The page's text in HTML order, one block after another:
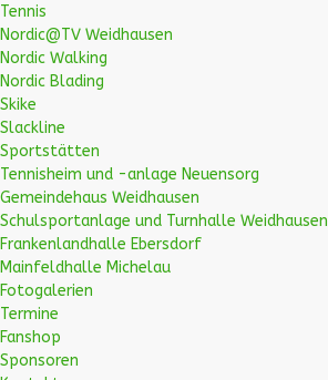
Tennis
Nordic@TV Weidhausen
Nordic Walking
Nordic Blading
Skike
Slackline
Sportstätten
Tennisheim und -anlage Neuensorg
Gemeindehaus Weidhausen
Schulsportanlage und Turnhalle Weidhausen
Frankenlandhalle Ebersdorf
Mainfeldhalle Michelau
Fotogalerien
Termine
Fanshop
Sponsoren